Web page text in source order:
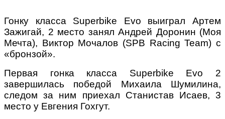
Гонку класса Superbike Evo выиграл Артем
Зажигай, 2 место занял Андрей Доронин (Моя
Мечта), Виктор Мочалов (SPB Racing Team) с
«бронзой».
Первая гонка класса Superbike Evo 2
завершилась победой Михаила Шумилина,
следом за ним приехал Станистав Исаев, 3
место у Евгения Гохгут.